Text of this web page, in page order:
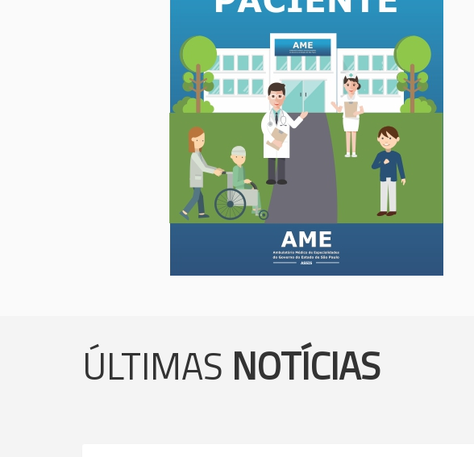
ÚLTIMAS NOTÍCIAS